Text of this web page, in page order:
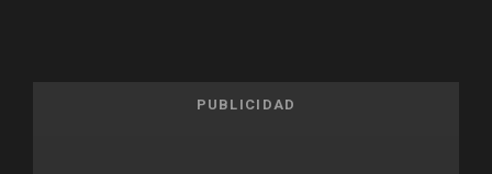
PUBLICIDAD